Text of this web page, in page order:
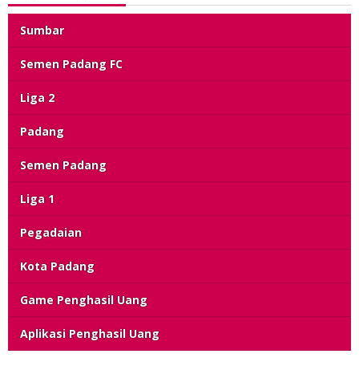
Sumbar
Semen Padang FC
Liga 2
Padang
Semen Padang
Liga 1
Pegadaian
Kota Padang
Game Penghasil Uang
Aplikasi Penghasil Uang